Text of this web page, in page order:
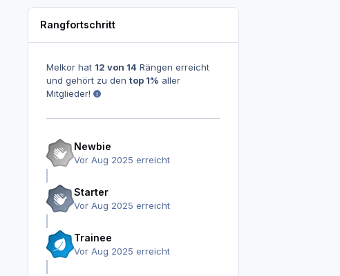
Rangfortschritt
Melkor hat 12 von 14 Rängen erreicht
und gehört zu den top 1% aller
Mitglieder!
Newbie
Vor Aug 2025 erreicht
Starter
Vor Aug 2025 erreicht
Trainee
Vor Aug 2025 erreicht